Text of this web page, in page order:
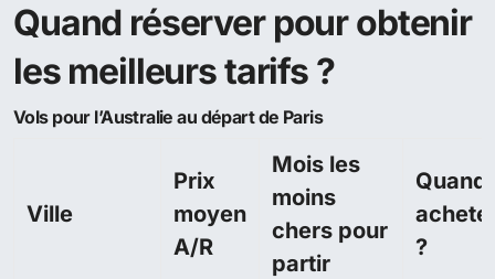
Quand réserver pour obtenir
les meilleurs tarifs ?
Vols pour l’Australie au départ de Paris
Ville
Prix
moyen
A/R
Mois les
moins
chers pour
partir
Quand
?